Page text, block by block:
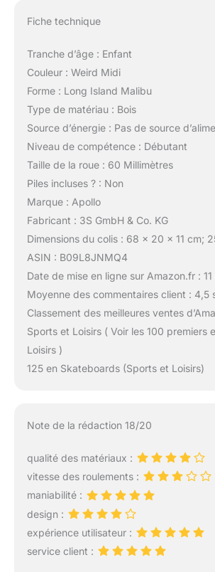
Fiche technique
Tranche d’âge : Enfant
Couleur : Weird Midi
Forme : Long Island Malibu
Type de matériau : Bois
Source d’énergie : Pas de source
Niveau de compétence : Débutant
Taille de la roue : 60 Millimètres
Piles incluses ? : Non
Marque : Apollo
Fabricant : 3S GmbH & Co. KG
Dimensions du colis : 68 x 20 x 11 cm;
ASIN : B09L8JNMQ4
Date de mise en ligne sur Amazon.fr :
Moyenne des commentaires client : 4,5
Classement des meilleures ventes
Sports et Loisirs ( Voir les 100 premiers
Loisirs )
125 en Skateboards (Sports et Loisirs)
Note de la rédaction 18/20
qualité des matériaux :
vitesse des roulements :
maniabilité :
design :
expérience utilisateur :
service client :